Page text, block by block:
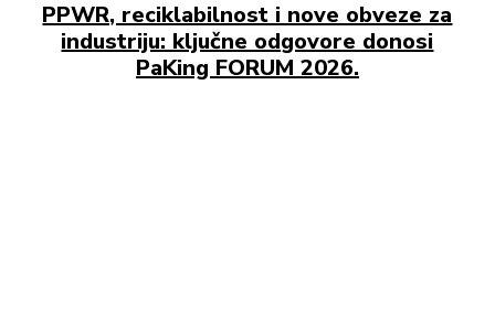
PPWR, reciklabilnost i nove obveze za
industriju: ključne odgovore donosi
PaKing FORUM 2026.